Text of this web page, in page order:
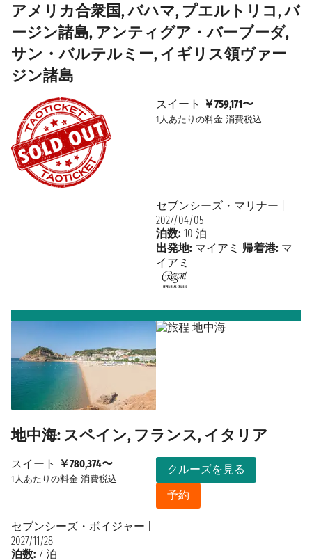
アメリカ合衆国, バハマ, プエルトリコ, バ
ージン諸島, アンティグア・バーブーダ,
サン・バルテルミー, イギリス領ヴァー
ジン諸島
スイート ￥759,171〜
1人あたりの料金 消費税込
セブンシーズ・マリナー
2027/04/05
泊数: 10 泊
出発地: マイアミ 帰着港: マ
イアミ
地中海: スペイン, フランス, イタリア
スイート ￥780,374〜
1人あたりの料金 消費税込
クルーズを見る
予約
セブンシーズ・ボイジャー
2027/11/28
泊数: 7 泊